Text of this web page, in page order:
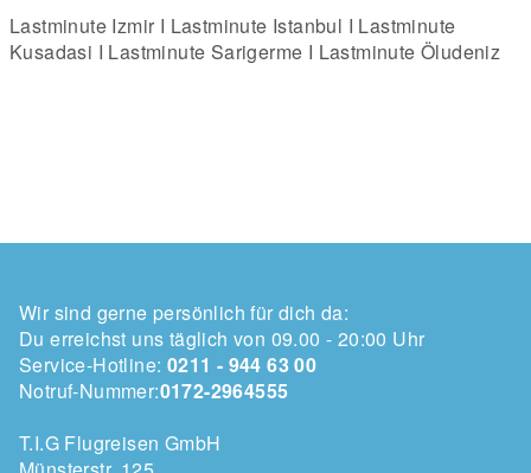
Lastminute Izmir I Lastminute Istanbul I Lastminute
Kusadasi I Lastminute Sarigerme I Lastminute Öludeniz
Wir sind gerne persönlich für dich da:
Du erreichst uns täglich von 09.00 - 20:00 Uhr
Service-Hotline: 0211 - 944 63 00
Notruf-Nummer:0172-2964555
T.I.G Flugreisen GmbH